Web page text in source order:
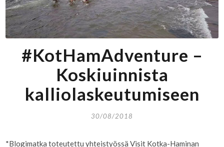
#KotHamAdventure –
Koskiuinnista
kalliolaskeutumiseen
30/08/2018
*Blogimatka toteutettu yhteistyössä Visit Kotka-Haminan